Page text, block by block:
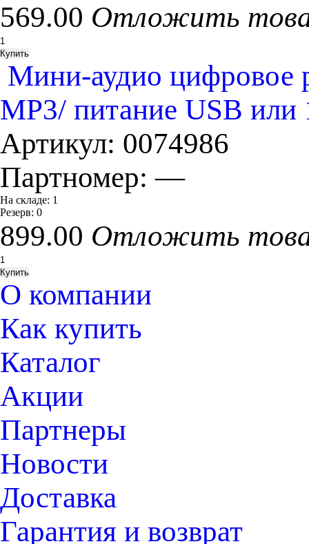
569.00 Отложить
Мини-аудио цифровое
MP3/ питание USB
Артикул: 0074986
Партномер:—
На складе: 1
Резерв: 0
899.00 Отложить
О компании
Как купить
Каталог
Акции
Партнеры
Новости
Доставка
Гарантия и возврат